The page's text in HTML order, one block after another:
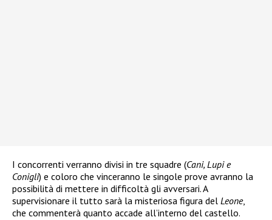
I concorrenti verranno divisi in tre squadre (Cani, Lupi e
Conigli) e coloro che vinceranno le singole prove avranno la
possibilità di mettere in difficoltà gli avversari. A
supervisionare il tutto sarà la misteriosa figura del Leone,
che commenterà quanto accade all’interno del castello.